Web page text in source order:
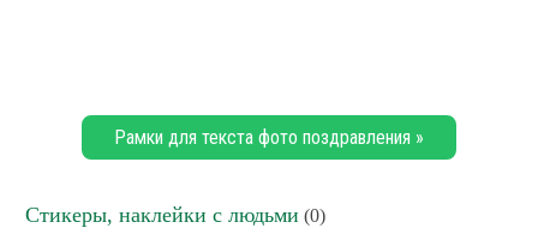
Рамки для текста фото поздравления »
Стикеры, наклейки с людьми (0)